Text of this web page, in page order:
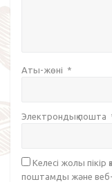
Аты-жөні *
Электрондық пошта
Келесі жолы
поштамды және